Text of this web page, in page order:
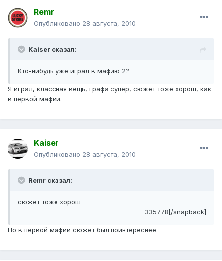
Remr
Опубликовано 28 августа, 2010
Kaiser сказал:
Кто-нибудь уже играл в мафию 2?
Я играл, классная вещь, графа супер, сюжет тоже хорош, как
в первой мафии.
Kaiser
Опубликовано 28 августа, 2010
Remr сказал:
сюжет тоже хорош
335778[/snapback]
Но в первой мафии сюжет был поинтереснее